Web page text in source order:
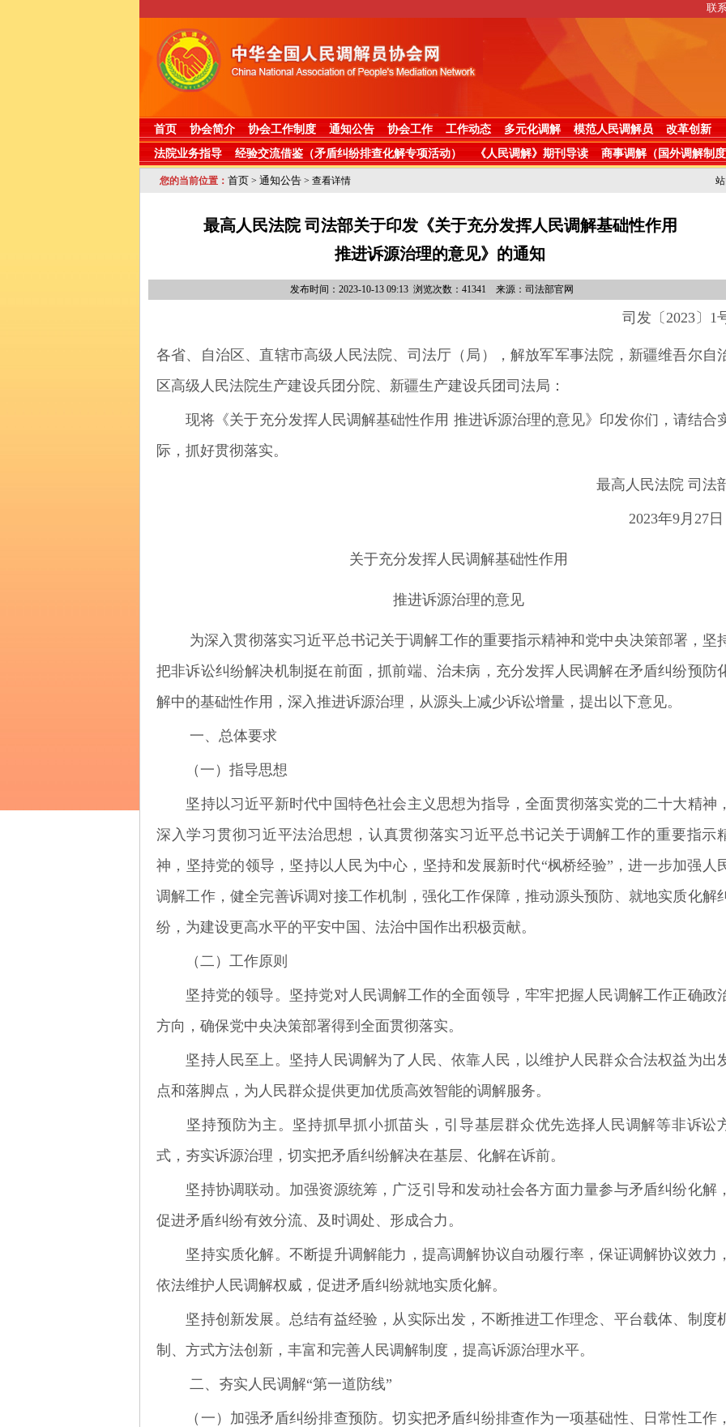
联
首页 协会简介 协会工作制度 通知公告 协会工作 工作动态 多元化调解 模范人民调解员
改革创新
法院业务指导
经验交流借鉴（矛盾纠纷排查化解专项活动） 《人民调解》期刊导读 商事调解（国外调解制度
您的当前位置： 首页 > 通知公告 > 查看详情
最高人民法院 司法部关于印发《关于充分发挥人民调解基础性作用
推进诉源治理的意见》的通知
发布时间：2023-10-13 09:13 浏览次数：41341 来源：司法部官网
司发〔2023〕1
各省、自治区、直辖市高级人民法院、司法厅（局），解放军军事法院，新疆维吾尔自
区高级人民法院生产建设兵团分院、新疆生产建设兵团司法局：
现将《关于充分发挥人民调解基础性作用 推进诉源治理的意见》印发你们，请结合
际，抓好贯彻落实。
最高人民法院 司法
2023年9月27日
关于充分发挥人民调解基础性作用
推进诉源治理的意见
为深入贯彻落实习近平总书记关于调解工作的重要指示精神和党中央决策部署，坚
把非诉讼纠纷解决机制挺在前面，抓前端、治未病，充分发挥人民调解在矛盾纠纷预防
解中的基础性作用，深入推进诉源治理，从源头上减少诉讼增量，提出以下意见。
一、总体要求
（一）指导思想
坚持以习近平新时代中国特色社会主义思想为指导，全面贯彻落实党的二十大精神，
深入学习贯彻习近平法治思想，认真贯彻落实习近平总书记关于调解工作的重要指示
神，坚持党的领导，坚持以人民为中心，坚持和发展新时代“枫桥经验”，进一步加强人
调解工作，健全完善诉调对接工作机制，强化工作保障，推动源头预防、就地实质化解
纷，为建设更高水平的平安中国、法治中国作出积极贡献。
（二）工作原则
坚持党的领导。坚持党对人民调解工作的全面领导，牢牢把握人民调解工作正确政
方向，确保党中央决策部署得到全面贯彻落实。
坚持人民至上。坚持人民调解为了人民、依靠人民，以维护人民群众合法权益为出
点和落脚点，为人民群众提供更加优质高效智能的调解服务。
坚持预防为主。坚持抓早抓小抓苗头，引导基层群众优先选择人民调解等非诉讼
式，夯实诉源治理，切实把矛盾纠纷解决在基层、化解在诉前。
坚持协调联动。加强资源统筹，广泛引导和发动社会各方面力量参与矛盾纠纷化解，
促进矛盾纠纷有效分流、及时调处、形成合力。
坚持实质化解。不断提升调解能力，提高调解协议自动履行率，保证调解协议效力，
依法维护人民调解权威，促进矛盾纠纷就地实质化解。
坚持创新发展。总结有益经验，从实际出发，不断推进工作理念、平台载体、制度
制、方式方法创新，丰富和完善人民调解制度，提高诉源治理水平。
二、夯实人民调解“第一道防线”
（一）加强矛盾纠纷排查预防。切实把矛盾纠纷排查作为一项基础性、日常性工作，